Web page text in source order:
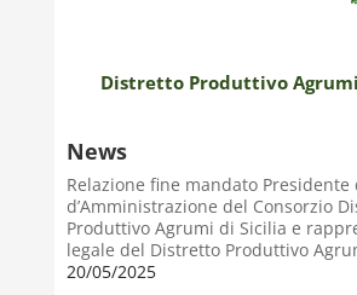
Distretto Produttivo
News
Relazione fine mandato Presidente
d’Amministrazione del Consorzio
Produttivo Agrumi di Sicilia e
legale del Distretto Produttivo
20/05/2025